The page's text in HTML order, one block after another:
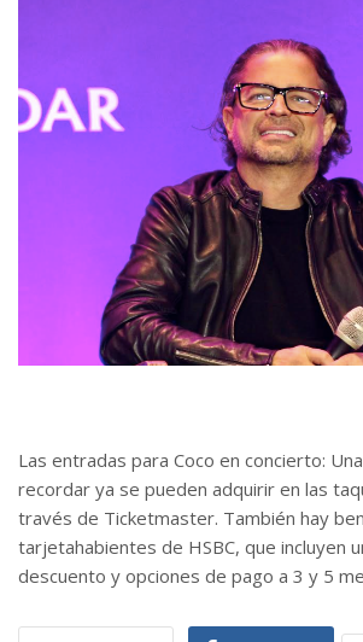
Las entradas para Coco en concierto:
recordar ya se pueden adquirir en las
través de Ticketmaster. También hay
tarjetahabientes de HSBC, que incluyen
descuento y opciones de pago a 3 y 5